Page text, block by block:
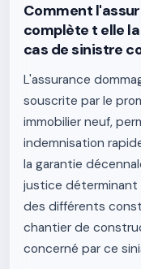
Comment
complète t elle
cas de sinistre
L'assurance
souscrite par le
immobilier neuf,
indemnisation
la garantie
justice déterminant
des différents
chantier de
concerné par ce